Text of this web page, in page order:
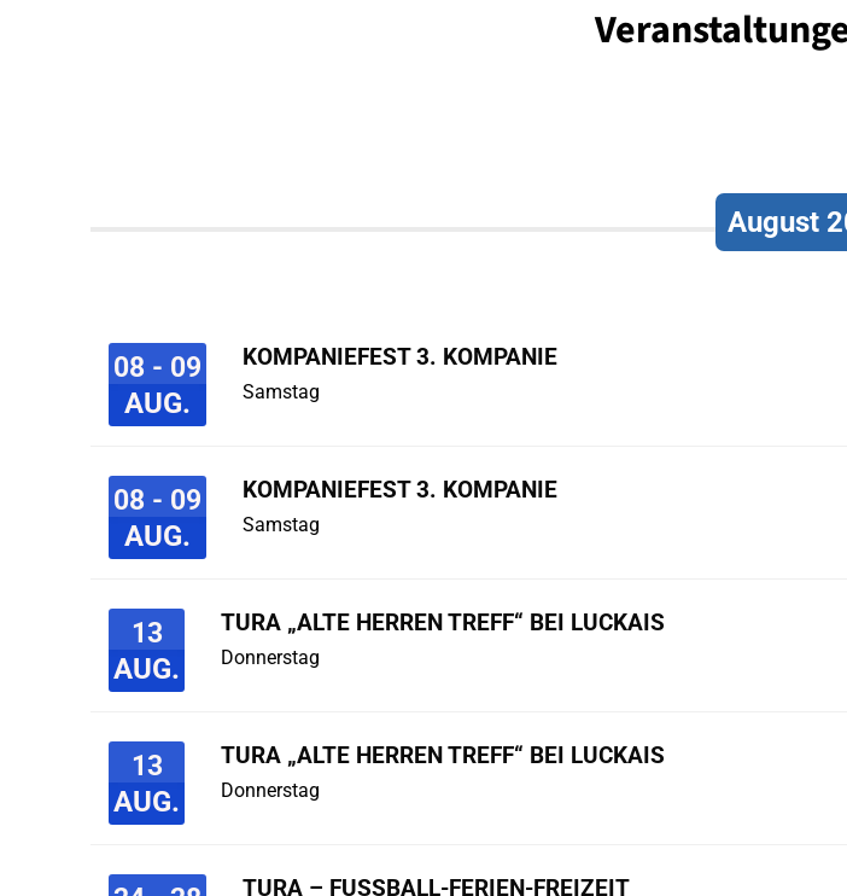
August
08 - 09
AUG.
KOMPANIEFEST 3. KOMPANIE
Samstag
08 - 09
AUG.
KOMPANIEFEST 3. KOMPANIE
Samstag
13
AUG.
TURA „ALTE HERREN TREFF“ BEI LUCKAIS
Donnerstag
13
AUG.
TURA „ALTE HERREN TREFF“ BEI LUCKAIS
Donnerstag
TURA – FUSSBALL-FERIEN-FREIZEIT